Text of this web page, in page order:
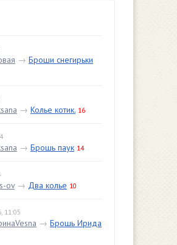
→ Броши снегирьки
→ Колье котик. 16
→ Брошь паук 14
ov→ Два колье 10
11:05
→ Брошь Ирида